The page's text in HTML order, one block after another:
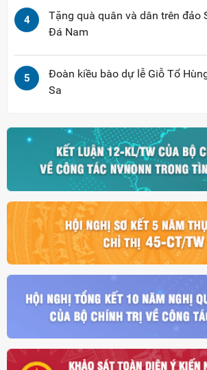
4
Tặng quà quân và dân trên đảo
Đá Nam
5
Đoàn kiều bào dự lễ Giỗ Tổ
Sa